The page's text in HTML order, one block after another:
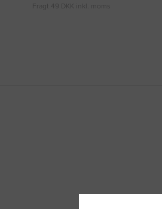
Fragt 49 DKK inkl. moms